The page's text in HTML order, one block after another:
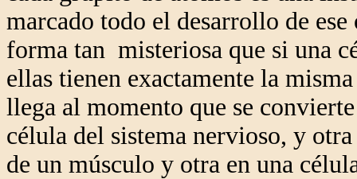
marcado todo el desarrollo de
forma tan misteriosa que si una
ellas tienen exactamente la
llega al momento que se
célula del sistema nervioso, y
de un músculo y otra en una